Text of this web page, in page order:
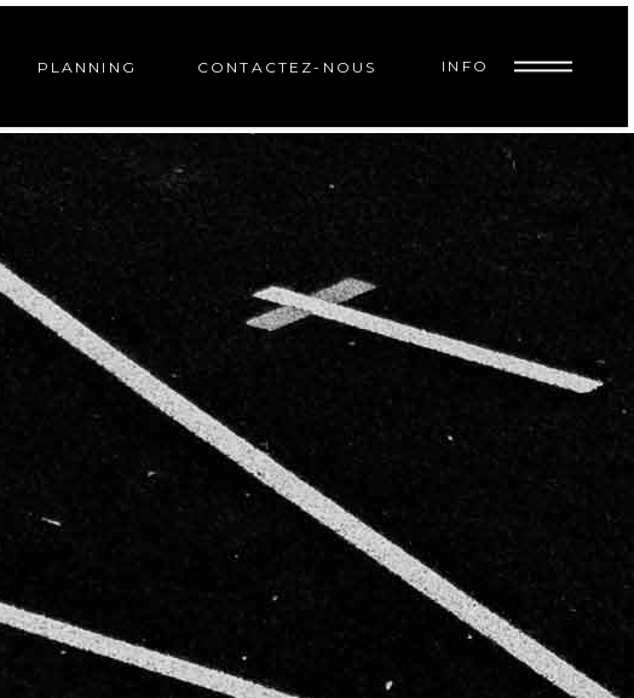
PLANNING CONTACTEZ-NOUS INFO